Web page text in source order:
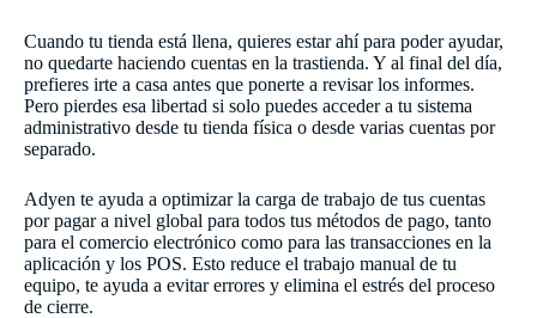
Cuando tu tienda está llena, quieres estar ahí para poder ayudar,
no quedarte haciendo cuentas en la trastienda. Y al final del día,
prefieres irte a casa antes que ponerte a revisar los informes.
Pero pierdes esa libertad si solo puedes acceder a tu sistema
administrativo desde tu tienda física o desde varias cuentas por
separado.
Adyen te ayuda a optimizar la carga de trabajo de tus cuentas
por pagar a nivel global para todos tus métodos de pago, tanto
para el comercio electrónico como para las transacciones en la
aplicación y los POS. Esto reduce el trabajo manual de tu
equipo, te ayuda a evitar errores y elimina el estrés del proceso
de cierre.